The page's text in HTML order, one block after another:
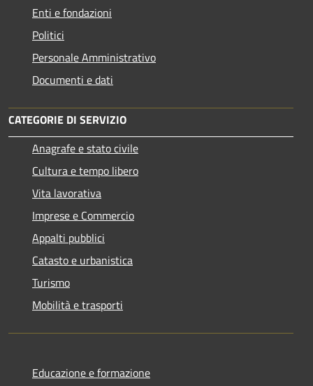
Enti e fondazioni
Politici
Personale Amministrativo
Documenti e dati
CATEGORIE DI SERVIZIO
Anagrafe e stato civile
Cultura e tempo libero
Vita lavorativa
Imprese e Commercio
Appalti pubblici
Catasto e urbanistica
Turismo
Mobilità e trasporti
Educazione e formazione